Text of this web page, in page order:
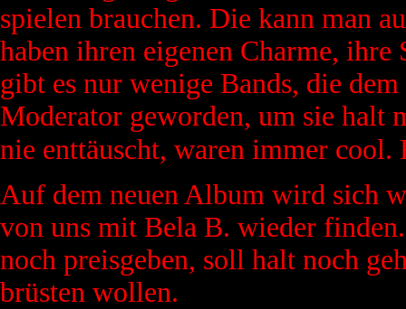
spielen brauchen. Die kann man
haben ihren eigenen Charme, ihre
gibt es nur wenige Bands, die
Moderator geworden, um sie halt
nie enttäuscht, waren immer cool.
Auf dem neuen Album wird sich
von uns mit Bela B. wieder
noch preisgeben, soll halt noch
brüsten wollen.